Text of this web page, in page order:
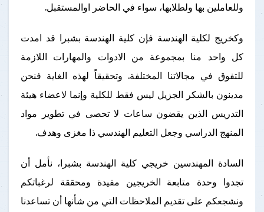
وللعاملين بها ولطلابها، سواء في الحاضر اوالمستقبل.
وكخريج لكلية الهندسة فإن كلية الهندسة بشبرا قد امدت
كل واحد منا بمجموعة من الادوات والمهارات اللازمة
للتفوق في مجالاتنا المختلفة. وتحقيقاً لهذه الغاية فنحن
مدينون بالشكر الجزيل ليس فقط للكلية وإنما لاعضاء هيئة
التدريس الذين يقضون ساعات لا تحصى في تطوير مواد
المنهج الدراسي وجعل التعليم الهندسي ذا مغزى وهدف.
السادة المهندسين خريجي كلية الهندسة بشبرا، نأمل أن
تجدوا وحدة متابعة الخريجين مفيدة ومحققة لرغباتكم
ونشجعكم على تقديم الملاحظات التي من شأنها أن تساعدنا